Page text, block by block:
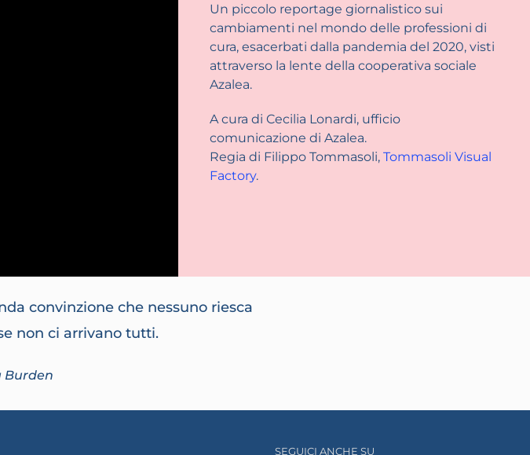
Un piccolo reportage giornalistico sui
cambiamenti nel mondo delle professioni di
cura, esacerbati dalla pandemia del 2020, visti
attraverso la lente della cooperativa sociale
Azalea.
A cura di Cecilia Lonardi, ufficio
comunicazione di Azalea.
Regia di Filippo Tommasoli, Tommasoli Visual
Factory.
convinzione che nessuno riesca
non ci arrivano tutti.
Burden
SEGUICI ANCHE SU